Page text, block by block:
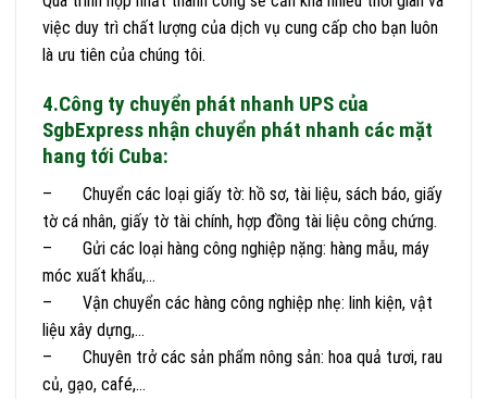
việc duy trì chất lượng của dịch vụ cung cấp cho bạn luôn
là ưu tiên của chúng tôi.
4.Công ty chuyển phát nhanh UPS của
SgbExpress nhận chuyển phát nhanh các mặt
hang tới Cuba:
– Chuyển các loại giấy tờ: hồ sơ, tài liệu, sách báo, giấy
tờ cá nhân, giấy tờ tài chính, hợp đồng tài liệu công chứng.
– Gửi các loại hàng công nghiệp nặng: hàng mẫu, máy
móc xuất khẩu,…
– Vận chuyển các hàng công nghiệp nhẹ: linh kiện, vật
liệu xây dựng,…
– Chuyên trở các sản phẩm nông sản: hoa quả tươi, rau
củ, gạo, café,…